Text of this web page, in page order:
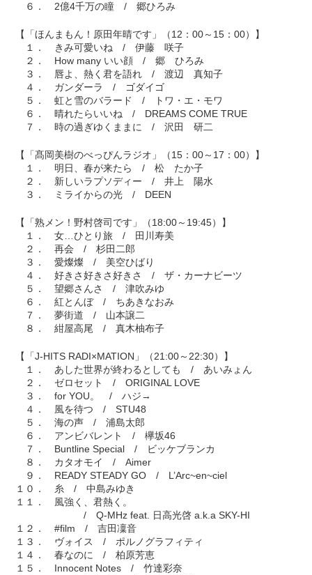
６． 2億4千万の瞳 / 郷ひろみ
【「ほんまもん！原田年晴です」（12：00～15：00）】
１． きみ可愛いね / 伊藤 咲子
２． How many いい顔 / 郷 ひろみ
３． 唇よ、熱く君を語れ / 渡辺 真知子
４． ガンダーラ / ゴダイゴ
５． 虹と雪のバラード / トワ・エ・モワ
６． 晴れたらいいね / DREAMS COME TRUE
７． 時の過ぎゆくままに / 沢田 研二
【「髙岡美樹のべっぴんラジオ」（15：00～17：00）】
１． 明日、春が来たら / 松 たか子
２． 新しいラプソディー / 井上 陽水
３． ミライからの光 / DEEN
【「熟メン！野村啓司です」（18:00～19:45）】
１． 女…ひとり旅 / 田川寿美
２． 再会 / 杉田二郎
３． 愛燦燦 / 美空ひばり
４． 好きさ好きさ好きさ / ザ・カーナビーツ
５． 望郷さんさ / 津吹みゆ
６． 紅とんぼ / ちあきなおみ
７． 夢街道 / 山本譲二
８． 紺屋高尾 / 真木柚布子
【「J-HITS RADI×MATION」（21:00～22:30）】
１． あした世界が終わるとしても / あいみょん
２． ゼロセット / ORIGINAL LOVE
３． for YOU。 / ハジ→
４． 風を待つ / STU48
５． 海の声 / 浦島太郎
６． アンビバレント / 欅坂46
７． Buntline Special / ビッケブランカ
８． カタオモイ / Aimer
９． READY STEADY GO / L’Arc~en~ciel
１０． 糸 / 中島みゆき
１１． 風強く、君熱く。
/ Q-MHz feat. 日高光啓 a.k.a SKY-HI
１２． #film / 吉田凜音
１３． ヴォイス / ポルノグラフィティ
１４． 春なのに / 柏原芳恵
１５． Innocent Notes / 竹達彩奈